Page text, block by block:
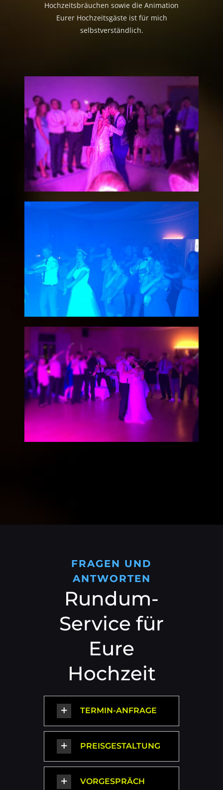
Hochzeitsbräuchen sowie die Animation
Eurer Hochzeitsgäste ist für mich
selbstverständlich.
FRAGEN UND
ANTWORTEN
Rundum-
Service für
Eure
Hochzeit
TERMIN-ANFRAGE
PREISGESTALTUNG
VORGESPRÄCH